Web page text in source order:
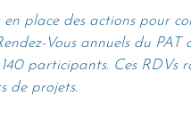
place des actions pour
Vous annuels du
participants. Ces RDVs
de projets.